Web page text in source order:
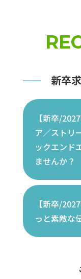
新卒
【新卒/
ア／ストリ
ックエンド
ませんか？
【新卒/
っと素敵な